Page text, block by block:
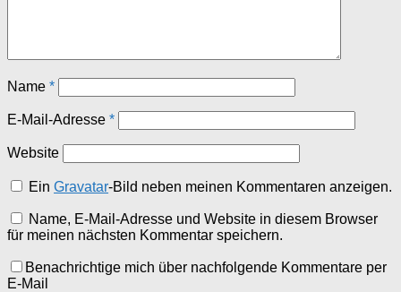
Name *
E-Mail-Adresse *
Website
EinGravatar-Bild neben meinen Kommentaren anzeigen.
Name, E-Mail-Adresse und Website in diesem Browser
für meinen nächsten Kommentar speichern.
Benachrichtige mich über nachfolgende Kommentare per
E-Mail